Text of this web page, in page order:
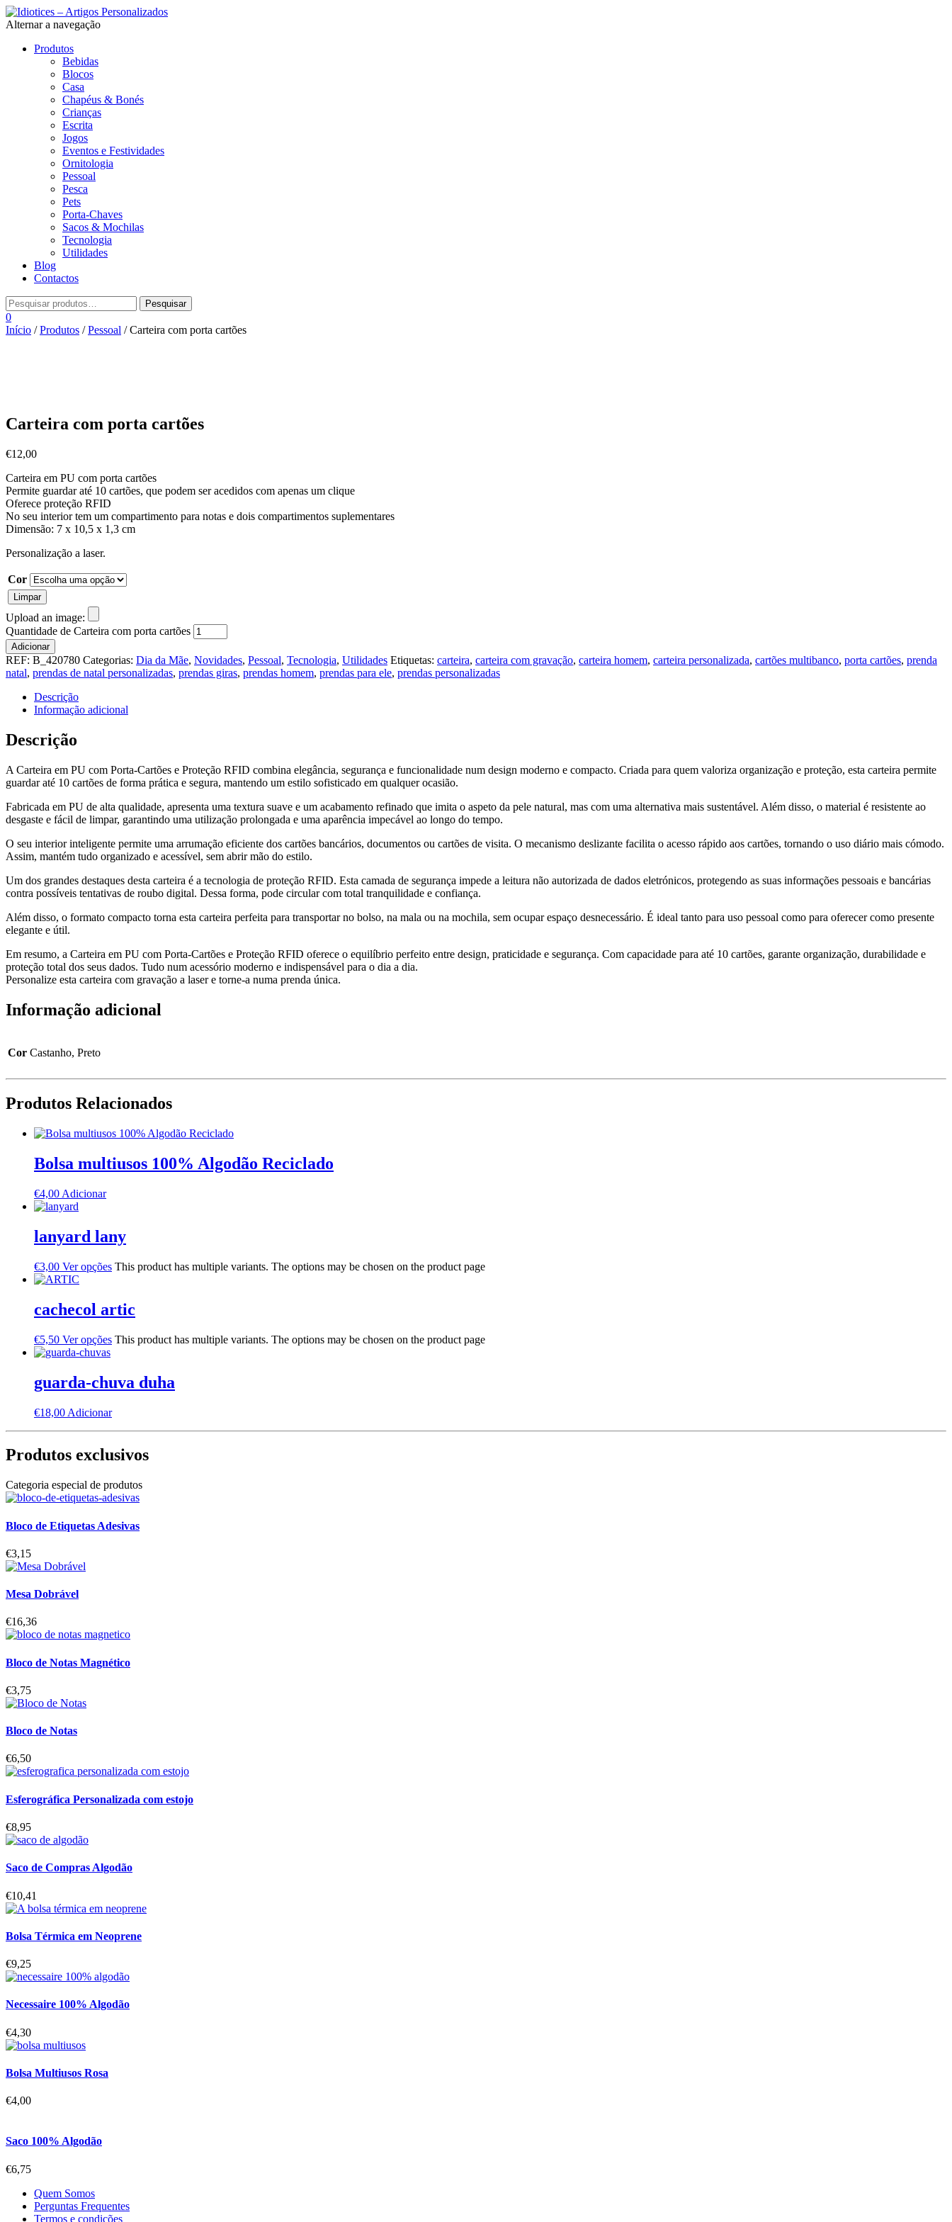
Alternar a navegação
Produtos
Bebidas
Blocos
Casa
Chapéus & Bonés
Crianças
Escrita
Jogos
Eventos e Festividades
Ornitologia
Pessoal
Pesca
Pets
Porta-Chaves
Sacos & Mochilas
Tecnologia
Utilidades
Blog
Contactos
0
Início /Produtos /Pessoal / Carteira com porta cartões
Carteira com porta cartões
€12,00
Carteira em PU com porta cartões
Permite guardar até 10 cartões, que podem ser acedidos com apenas um clique
Oferece proteção RFID
No seu interior tem um compartimento para notas e dois compartimentos suplementares
Dimensão: 7 x 10,5 x 1,3 cm
Personalização a laser.
Cor
Limpar
Upload an image:
Quantidade de Carteira com porta cartões
Adicionar
REF: B_420780 Categorias: Dia da Mãe, Novidades, Pessoal, Tecnologia, Utilidades Etiquetas: carteira, carteira com gravação, carteira homem, carteira personalizada, cartões multibanco, porta cartões, prenda
natal, prendas de natal personalizadas, prendas giras, prendas homem, prendas para ele, prendas personalizadas
Descrição
Informação adicional
Descrição
A Carteira em PU com Porta-Cartões e Proteção RFID combina elegância, segurança e funcionalidade num design moderno e compacto. Criada para quem valoriza organização e proteção, esta carteira permite
guardar até 10 cartões de forma prática e segura, mantendo um estilo sofisticado em qualquer ocasião.
Fabricada em PU de alta qualidade, apresenta uma textura suave e um acabamento refinado que imita o aspeto da pele natural, mas com uma alternativa mais sustentável. Além disso, o material é resistente ao
desgaste e fácil de limpar, garantindo uma utilização prolongada e uma aparência impecável ao longo do tempo.
O seu interior inteligente permite uma arrumação eficiente dos cartões bancários, documentos ou cartões de visita. O mecanismo deslizante facilita o acesso rápido aos cartões, tornando o uso diário mais cómodo.
Assim, mantém tudo organizado e acessível, sem abrir mão do estilo.
Um dos grandes destaques desta carteira é a tecnologia de proteção RFID. Esta camada de segurança impede a leitura não autorizada de dados eletrónicos, protegendo as suas informações pessoais e bancárias
contra possíveis tentativas de roubo digital. Dessa forma, pode circular com total tranquilidade e confiança.
Além disso, o formato compacto torna esta carteira perfeita para transportar no bolso, na mala ou na mochila, sem ocupar espaço desnecessário. É ideal tanto para uso pessoal como para oferecer como presente
elegante e útil.
Em resumo, a Carteira em PU com Porta-Cartões e Proteção RFID oferece o equilíbrio perfeito entre design, praticidade e segurança. Com capacidade para até 10 cartões, garante organização, durabilidade e
proteção total dos seus dados. Tudo num acessório moderno e indispensável para o dia a dia.
Personalize esta carteira com gravação a laser e torne-a numa prenda única.
Informação adicional
Cor Castanho, Preto
Produtos Relacionados
Bolsa multiusos 100% Algodão Reciclado
€4,00 Adicionar
lanyard lany
€3,00 Ver opções This product has multiple variants. The options may be chosen on the product page
cachecol artic
€5,50 Ver opções This product has multiple variants. The options may be chosen on the product page
guarda-chuva duha
€18,00 Adicionar
Produtos exclusivos
Categoria especial de produtos
Bloco de Etiquetas Adesivas
€3,15
Mesa Dobrável
€16,36
Bloco de Notas Magnético
€3,75
Bloco de Notas
€6,50
Esferográfica Personalizada com estojo
€8,95
Saco de Compras Algodão
€10,41
Bolsa Térmica em Neoprene
€9,25
Necessaire 100% Algodão
€4,30
Bolsa Multiusos Rosa
€4,00
Saco 100% Algodão
€6,75
Quem Somos
Perguntas Frequentes
Termos e condições